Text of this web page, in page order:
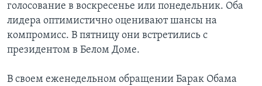
голосование в воскресенье или понедельник. Оба
лидера оптимистично оценивают шансы на
компромисс. В пятницу они встретились с
президентом в Белом Доме.
В своем еженедельном обращении Барак Обама